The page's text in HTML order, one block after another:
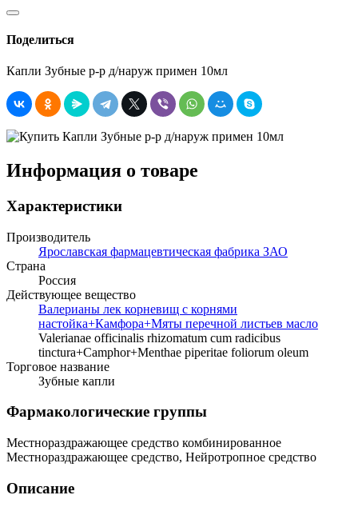
Поделиться
Капли Зубные р-р д/наруж примен 10мл
Информация о товаре
Характеристики
Производитель
Ярославская фармацевтическая фабрика ЗАО
Страна
Россия
Действующее вещество
Валерианы лек корневищ с корнями
настойка+Камфора+Мяты перечной листьев масло
Valerianae officinalis rhizomatum cum radicibus
tinctura+Camphor+Menthae piperitae foliorum oleum
Торговое название
Зубные капли
Фармакологические группы
Местнораздражающее средство комбинированное
Местнораздражающее средство, Нейротропное средство
Описание